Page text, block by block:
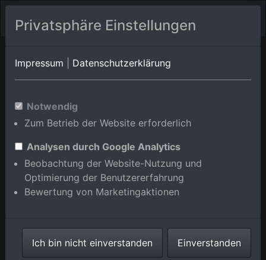
Orts-Album von Hardheim/Vollmersdorf
Württemberg,Deutschland
Im Shop bestellen
Privatsphäre Einstellungen
Impressum Datenschutzerklärung
Notwendig
Zum Betrieb der Website erforderlich
Analysen durch Google Analytics
Beobachtung der Website-Nutzung und
Optimierung der Benutzererfahrung
Bewertung von Marketingaktionen
Ich bin nicht einverstanden Einverstanden